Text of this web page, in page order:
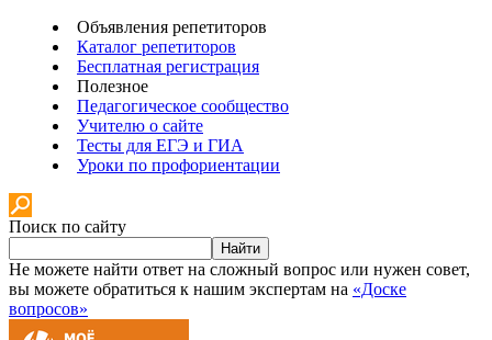
Объявления репетиторов
Каталог репетиторов
Бесплатная регистрация
Полезное
Педагогическое сообщество
Учителю о сайте
Тесты для ЕГЭ и ГИА
Уроки по профориентации
Поиск по сайту
Найти
Не можете найти ответ на сложный вопрос или нужен совет,
вы можете обратиться к нашим экспертам на «Доске
вопросов»